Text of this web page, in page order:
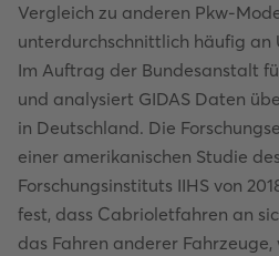
Vergleich zu anderen Pkw-
unterdurchschnittlich häufig an
Im Auftrag der Bundesanstalt
und analysiert GIDAS Daten
in Deutschland. Die
einer amerikanischen Studie
Forschungsinstituts IIHS von
fest, dass Cabrioletfahren an
das Fahren anderer